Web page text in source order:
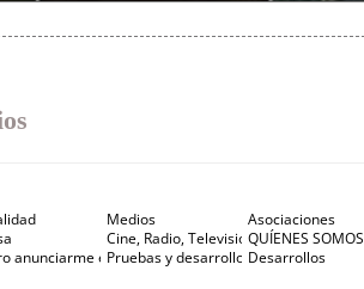
Medios
Asociaciones
Cine, Radio, Televisión e Internet
QUÍENES SOMOS
anunciarme en Gaceta de Prensa
Pruebas y desarrollosDesarrollos